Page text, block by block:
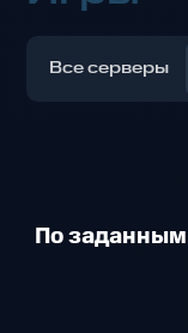
Все серверы
По